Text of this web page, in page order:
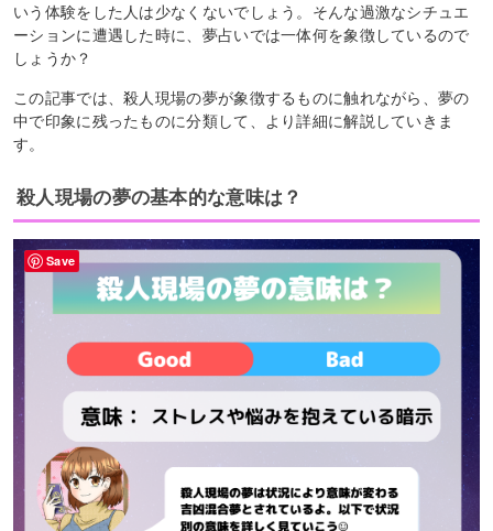
いう体験をした人は少なくないでしょう。そんな過激なシチュエ
ーションに遭遇した時に、夢占いでは一体何を象徴しているので
しょうか？
この記事では、殺人現場の夢が象徴するものに触れながら、夢の
中で印象に残ったものに分類して、より詳細に解説していきま
す。
殺人現場の夢の基本的な意味は？
Save